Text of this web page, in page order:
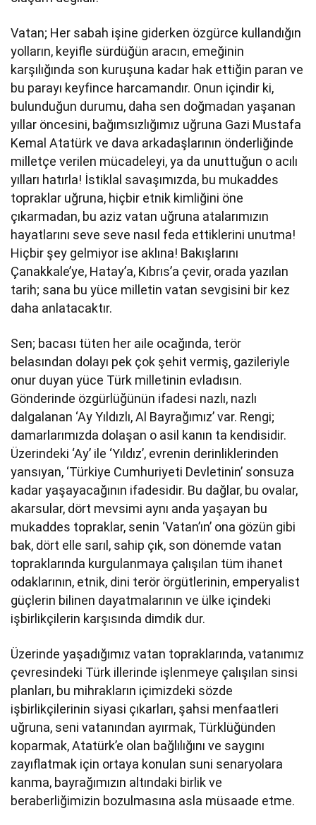
Vatan; Her sabah işine giderken özgürce kullandığın
yolların, keyifle sürdüğün aracın, emeğinin
karşılığında son kuruşuna kadar hak ettiğin paran ve
bu parayı keyfince harcamandır. Onun içindir ki,
bulunduğun durumu, daha sen doğmadan yaşanan
yıllar öncesini, bağımsızlığımız uğruna Gazi Mustafa
Kemal Atatürk ve dava arkadaşlarının önderliğinde
milletçe verilen mücadeleyi, ya da unuttuğun o acılı
yılları hatırla! İstiklal savaşımızda, bu mukaddes
topraklar uğruna, hiçbir etnik kimliğini öne
çıkarmadan, bu aziz vatan uğruna atalarımızın
hayatlarını seve seve nasıl feda ettiklerini unutma!
Hiçbir şey gelmiyor ise aklına! Bakışlarını
Çanakkale’ye, Hatay’a, Kıbrıs’a çevir, orada yazılan
tarih; sana bu yüce milletin vatan sevgisini bir kez
daha anlatacaktır.
Sen; bacası tüten her aile ocağında, terör
belasından dolayı pek çok şehit vermiş, gazileriyle
onur duyan yüce Türk milletinin evladısın.
Gönderinde özgürlüğünün ifadesi nazlı, nazlı
dalgalanan ‘Ay Yıldızlı, Al Bayrağımız’ var. Rengi;
damarlarımızda dolaşan o asil kanın ta kendisidir.
Üzerindeki ‘Ay’ ile ‘Yıldız’, evrenin derinliklerinden
yansıyan, ‘Türkiye Cumhuriyeti Devletinin’ sonsuza
kadar yaşayacağının ifadesidir. Bu dağlar, bu ovalar,
akarsular, dört mevsimi aynı anda yaşayan bu
mukaddes topraklar, senin ‘Vatan’ın’ ona gözün gibi
bak, dört elle sarıl, sahip çık, son dönemde vatan
topraklarında kurgulanmaya çalışılan tüm ihanet
odaklarının, etnik, dini terör örgütlerinin, emperyalist
güçlerin bilinen dayatmalarının ve ülke içindeki
işbirlikçilerin karşısında dimdik dur.
Üzerinde yaşadığımız vatan topraklarında, vatanımız
çevresindeki Türk illerinde işlenmeye çalışılan sinsi
planları, bu mihrakların içimizdeki sözde
işbirlikçilerinin siyasi çıkarları, şahsi menfaatleri
uğruna, seni vatanından ayırmak, Türklüğünden
koparmak, Atatürk’e olan bağlılığını ve saygını
zayıflatmak için ortaya konulan suni senaryolara
kanma, bayrağımızın altındaki birlik ve
beraberliğimizin bozulmasına asla müsaade etme.